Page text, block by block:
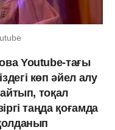
Youtube-тағы
көп әйел алу
айтып, тоқал
таңда қоғамда